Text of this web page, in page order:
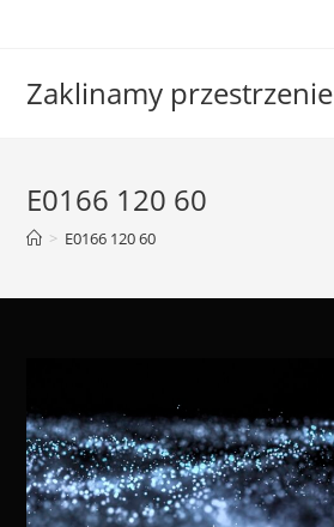
Zaklinamy przestrzenie
E0166 120 60
> E0166 120 60